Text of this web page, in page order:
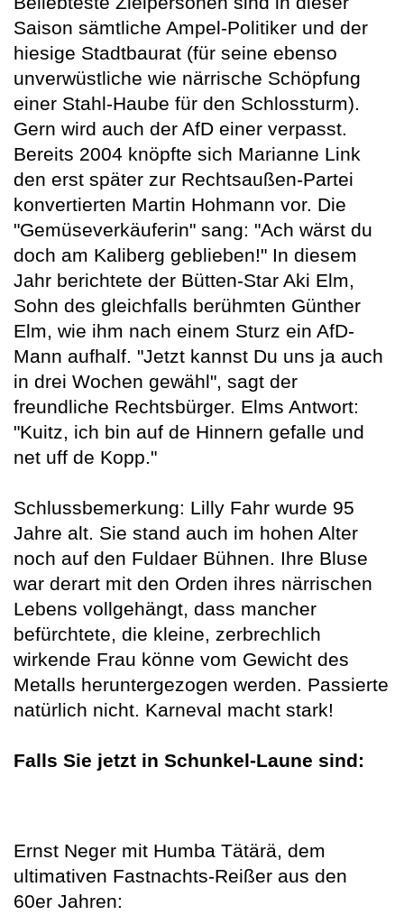
Saison sämtliche Ampel-Politiker und der
hiesige Stadtbaurat (für seine ebenso
unverwüstliche wie närrische Schöpfung
einer Stahl-Haube für den Schlossturm).
Gern wird auch der AfD einer verpasst.
Bereits 2004 knöpfte sich Marianne Link
den erst später zur Rechtsaußen-Partei
konvertierten Martin Hohmann vor. Die
"Gemüseverkäuferin" sang: "Ach wärst du
doch am Kaliberg geblieben!" In diesem
Jahr berichtete der Bütten-Star Aki Elm,
Sohn des gleichfalls berühmten Günther
Elm, wie ihm nach einem Sturz ein AfD-
Mann aufhalf. "Jetzt kannst Du uns ja auch
in drei Wochen gewähl", sagt der
freundliche Rechtsbürger. Elms Antwort:
"Kuitz, ich bin auf de Hinnern gefalle und
net uff de Kopp."
Schlussbemerkung: Lilly Fahr wurde 95
Jahre alt. Sie stand auch im hohen Alter
noch auf den Fuldaer Bühnen. Ihre Bluse
war derart mit den Orden ihres närrischen
Lebens vollgehängt, dass mancher
befürchtete, die kleine, zerbrechlich
wirkende Frau könne vom Gewicht des
Metalls heruntergezogen werden. Passierte
natürlich nicht. Karneval macht stark!
Falls Sie jetzt in Schunkel-Laune sind:
Ernst Neger mit Humba Tätärä, dem
ultimativen Fastnachts-Reißer aus den
60er Jahren: